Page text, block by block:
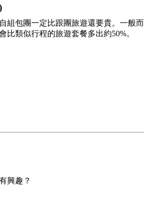
組包團一定比跟團旅遊還要貴。一般而
比類似行程的旅遊套餐多出約50%。
興趣？